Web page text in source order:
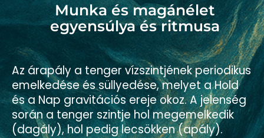
Munka és magánélet
egyensúlya és ritmusa
Az árapály a tenger vízszintjének periodikus
emelkedése és süllyedése, melyet a Hold
és a Nap gravitációs ereje okoz. A jelenség
során a tenger szintje hol megemelkedik
(dagály), hol pedig lecsökken (apály).